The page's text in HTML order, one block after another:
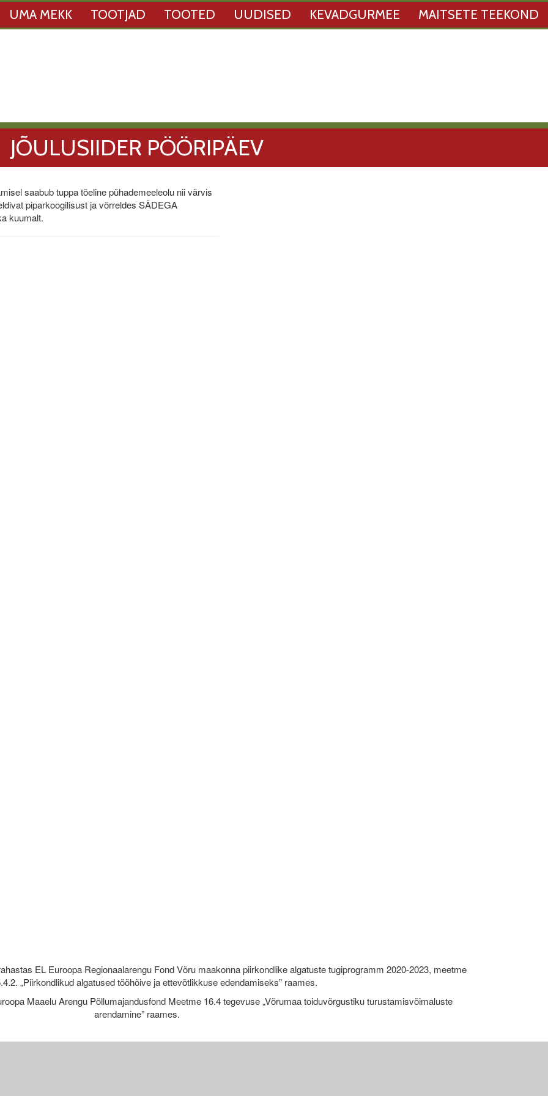
UMA MEKK TOOTJAD TOOTED UUDISED KEVADGURMEE MAITSETE TEEKOND
JÕULUSIIDER PÖÖRIPÄEV
saabub tuppa tõeline pühademeeleolu nii värvis
piparkoogilisust ja võrreldes SÄDEGA
kuumalt.
EL Euroopa Regionaalarengu Fond Võru maakonna piirkondlike algatuste tugiprogramm 2020-2023, meetme
„Piirkondlikud algatused tööhõive ja ettevõtlikkuse edendamiseks” raames.
Maaelu Arengu Põllumajandusfond Meetme 16.4 tegevuse „Võrumaa toiduvõrgustiku turustamisvõimaluste
arendamine” raames.